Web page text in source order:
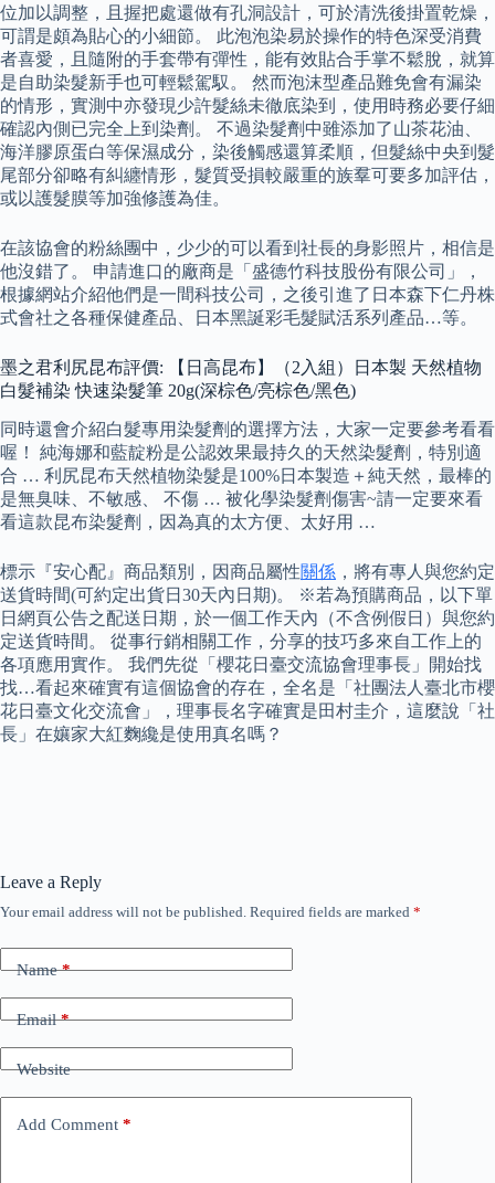
位加以調整，且握把處還做有孔洞設計，可於清洗後掛置乾燥，
可謂是頗為貼心的小細節。 此泡泡染易於操作的特色深受消費
者喜愛，且隨附的手套帶有彈性，能有效貼合手掌不鬆脫，就算
是自助染髮新手也可輕鬆駕馭。 然而泡沫型產品難免會有漏染
的情形，實測中亦發現少許髮絲未徹底染到，使用時務必要仔細
確認內側已完全上到染劑。 不過染髮劑中雖添加了山茶花油、
海洋膠原蛋白等保濕成分，染後觸感還算柔順，但髮絲中央到髮
尾部分卻略有糾纏情形，髮質受損較嚴重的族羣可要多加評估，
或以護髮膜等加強修護為佳。
在該協會的粉絲團中，少少的可以看到社長的身影照片，相信是
他沒錯了。 申請進口的廠商是「盛德竹科技股份有限公司」，
根據網站介紹他們是一間科技公司，之後引進了日本森下仁丹株
式會社之各種保健產品、日本黑誕彩毛髮賦活系列產品…等。
墨之君利尻昆布評價: 【日高昆布】（2入組）日本製 天然植物
白髮補染 快速染髮筆 20g(深棕色/亮棕色/黑色)
同時還會介紹白髮專用染髮劑的選擇方法，大家一定要參考看看
喔！ 純海娜和藍靛粉是公認效果最持久的天然染髮劑，特別適
合 … 利尻昆布天然植物染髮是100%日本製造＋純天然，最棒的
是無臭味、不敏感、 不傷 … 被化學染髮劑傷害~請一定要來看
看這款昆布染髮劑，因為真的太方便、太好用 …
標示『安心配』商品類別，因商品屬性關係 ，將有專人與您約定
送貨時間(可約定出貨日30天內日期)。 ※若為預購商品，以下單
日網頁公告之配送日期，於一個工作天內（不含例假日）與您約
定送貨時間。 從事行銷相關工作，分享的技巧多來自工作上的
各項應用實作。 我們先從「櫻花日臺交流協會理事長」開始找
找…看起來確實有這個協會的存在，全名是「社團法人臺北市櫻
花日臺文化交流會」，理事長名字確實是田村圭介，這麼說「社
長」在孃家大紅麴纔是使用真名嗎？
Leave a Reply
Your email address will not be published. Required fields are marked *
Name*
Email*
Website
Add Comment *